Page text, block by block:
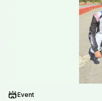
stadiumEvent